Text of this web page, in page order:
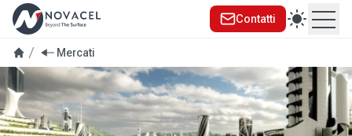
Contatti
Mercati